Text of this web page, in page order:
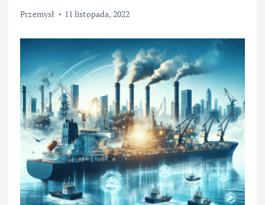
Przemysł 11 listopada, 2022